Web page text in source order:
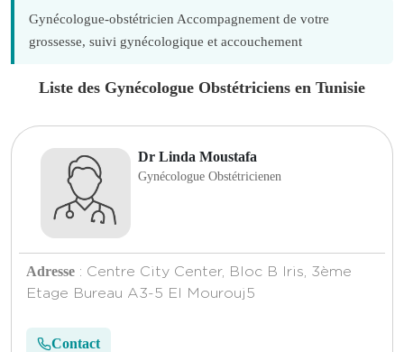
Gynécologue-obstétricien Accompagnement de votre
grossesse, suivi gynécologique et accouchement
Liste des Gynécologue Obstétriciens en Tunisie
Dr Linda Moustafa
Gynécologue Obstétricienen
Adresse : Centre City Center, Bloc B Iris, 3ème
Etage Bureau A3-5 El Mourouj5
Contact